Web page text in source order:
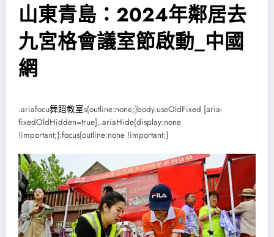
山東青島：2024年鄰居去
九宮格會議室節啟動_中國
網
.ariafocu舞蹈教室s{outline:none;}body.useOldFixed [aria-
fixedOldHidden=true],.ariaHide{display:none
!important;}:focus{outline:none !important;}